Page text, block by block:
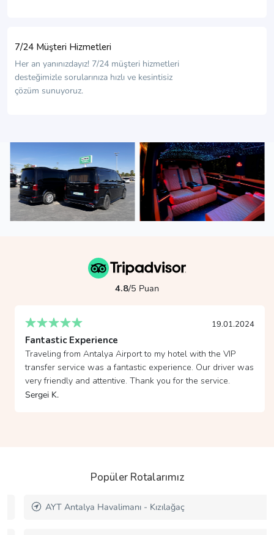
7/24 Müşteri Hizmetleri
Her an yanınızdayız! 7/24 müşteri hizmetleri
desteğimizle sorularınıza hızlı ve kesintisiz
çözüm sunuyoruz.
4.8/5 Puan
19.01.2024
Fantastic Experience
Traveling from Antalya Airport to my hotel with the VIP
transfer service was a fantastic experience. Our driver was
very friendly and attentive. Thank you for the service.
Sergei K.
Popüler Rotalarımız
AYT Antalya Havalimanı - Kızılağaç